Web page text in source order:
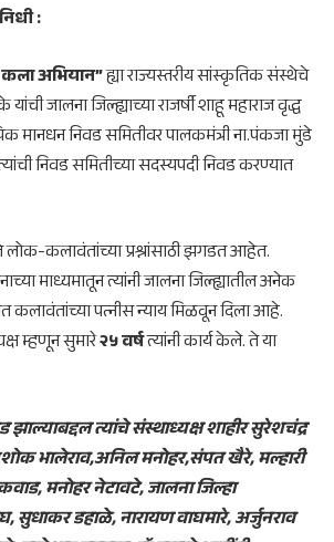
:
कला अभियान”ह्या राज्यस्तरीय सांस्कृतिक संस्थेचे
यांची जालना जिल्ह्याच्या राजर्षी शाहू महाराज वृद्ध
मानधन निवड समितीवर पालकमंत्री ना.पंकजा मुंडे
निवड समितीच्या सदस्यपदी निवड करण्यात
कलावंतांच्या प्रश्नांसाठी झगडत आहेत.
माध्यमातून त्यांनी जालना जिल्ह्यातील अनेक
कलावंतांच्या पत्नीस न्याय मिळवून दिला आहे.
म्हणून सुमारे२५ वर्षत्यांनी कार्य केले. ते या
झाल्याबद्दल त्यांचे संस्थाध्यक्ष शाहीर सुरेशचंद्र
भालेराव,अनिल मनोहर,संपत खैरे, मल्हारी
मनोहर नेटावटे, जालना जिल्हा
सुधाकर डहाळे, नारायण वाघमारे, अर्जुनराव